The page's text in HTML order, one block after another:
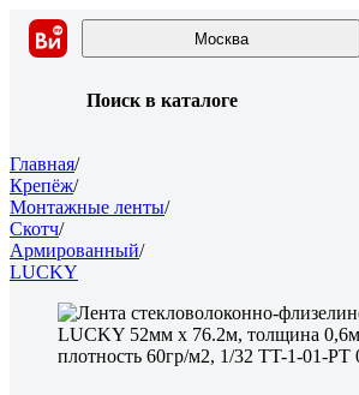
Москва
Поиск в каталоге
Главная/
Крепёж/
Монтажные ленты/
Скотч/
Армированный/
LUCKY